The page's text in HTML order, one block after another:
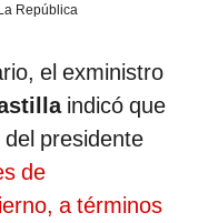
República
el exministro
indicó que
presidente
de
a términos